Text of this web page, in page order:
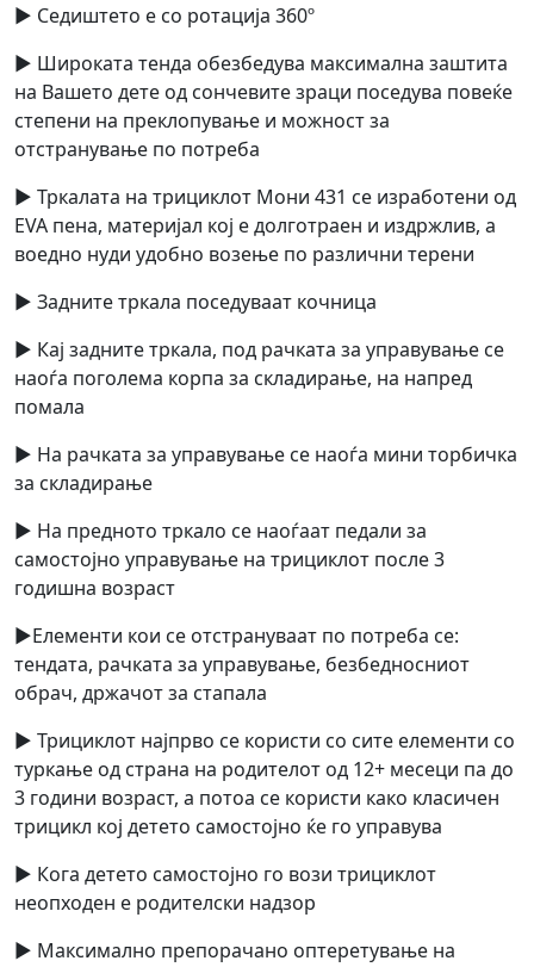
► Седиштето е со ротација 360º
► Широката тенда обезбедува максимална заштита
на Вашето дете од сончевите зраци поседува повеќе
степени на преклопување и можност за
отстранување по потреба
► Тркалата на трициклот Мони 431 се изработени од
EVA пена, материјал кој е долготраен и издржлив, а
воедно нуди удобно возење по различни терени
► Задните тркала поседуваат кочница
► Кај задните тркала, под рачката за управување се
наоѓа поголема корпа за складирање, на напред
помала
► На рачката за управување се наоѓа мини торбичка
за складирање
► На предното тркало се наоѓаат педали за
самостојно управување на трициклот после 3
годишна возраст
►Елементи кои се отстрануваат по потреба се:
тендата, рачката за управување, безбедносниот
обрач, држачот за стапала
► Трициклот најпрво се користи со сите елементи со
туркање од страна на родителот од 12+ месеци па до
3 години возраст, а потоа се користи како класичен
трицикл кој детето самостојно ќе го управува
► Кога детето самостојно го вози трициклот
неопходен е родителски надзор
► Максимално препорачано оптеретување на